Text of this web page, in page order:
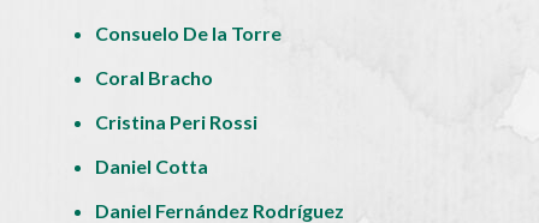
Consuelo De la Torre
Coral Bracho
Cristina Peri Rossi
Daniel Cotta
Daniel Fernández Rodríguez